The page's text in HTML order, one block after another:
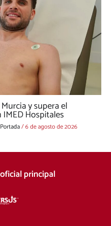
y supera el
Hospitales
Portada/6 de agosto de 2026
principal